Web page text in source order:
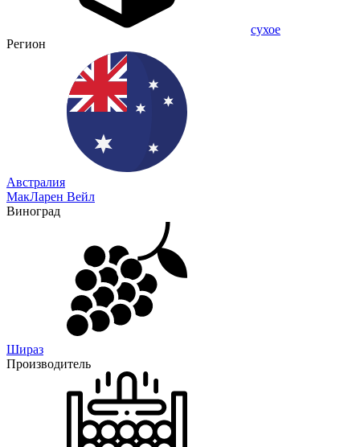
сухое
Регион
Австралия
МакЛарен Вейл
Виноград
Шираз
Производитель